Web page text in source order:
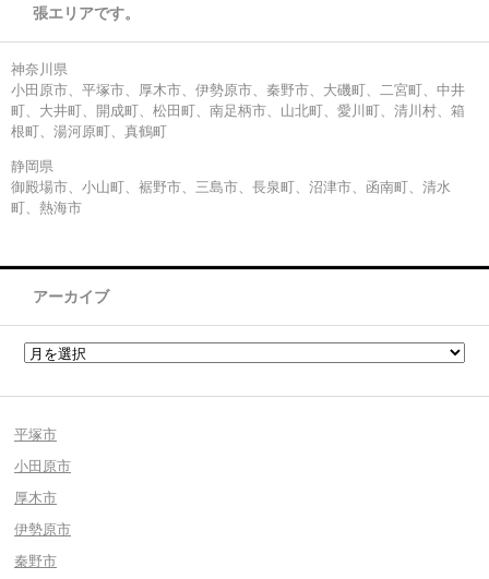
張エリアです。
神奈川県
小田原市、平塚市、厚木市、伊勢原市、秦野市、大磯町、二宮町、中井
町、大井町、開成町、松田町、南足柄市、山北町、愛川町、清川村、箱
根町、湯河原町、真鶴町
静岡県
御殿場市、小山町、裾野市、三島市、長泉町、沼津市、函南町、清水
町、熱海市
アーカイブ
平塚市
小田原市
厚木市
伊勢原市
秦野市